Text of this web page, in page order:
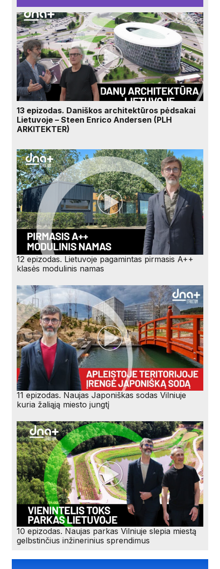
13 epizodas. Daniškos architektūros pėdsakai
Lietuvoje – Steen Enrico Andersen (PLH
ARKITEKTER)
12 epizodas. Lietuvoje pagamintas pirmasis A++
klasės modulinis namas
11 epizodas. Naujas Japoniškas sodas Vilniuje
kuria žaliąją miesto jungtį
10 epizodas. Naujas parkas Vilniuje slepia miestą
gelbstinčius inžinerinius sprendimus